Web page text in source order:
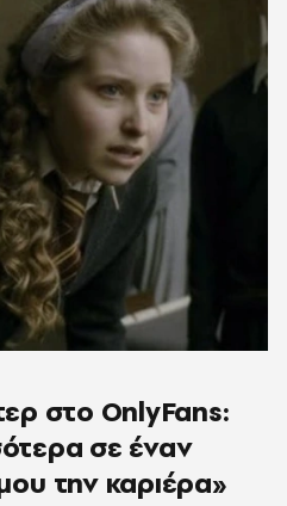
στο OnlyFans:
σε έναν
την καριέρα»